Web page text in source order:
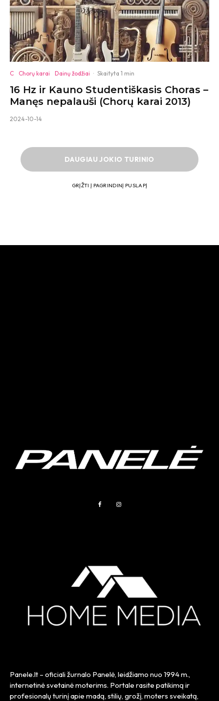
C Chorų karai Dainų žodžiai · Skaityta 1 min
16 Hz ir Kauno Studentiškasis Choras –
Manęs nepalauši (Chorų karai 2013)
2024-10-14
DAUGIAU JOKIO TURINIO
GRĮŽTI Į PAGRINDINĮ PUSLAPĮ
Panele.lt – oficiali žurnalo Panelė, leidžiamo nuo 1994 m.,
internetinė svetainė moterims. Portale rasite patikimą ir
profesionalų turinį apie madą, stilių, grožį, moters sveikatą,